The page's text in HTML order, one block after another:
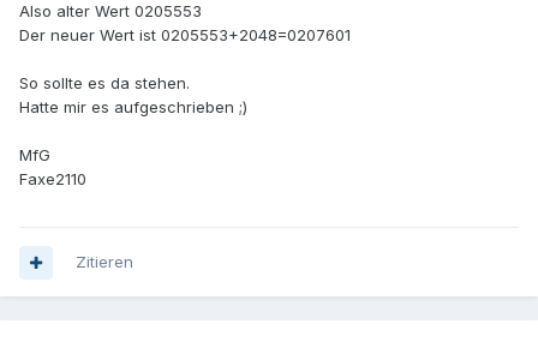
Also alter Wert 0205553
Der neuer Wert ist 0205553+2048=0207601
So sollte es da stehen.
Hatte mir es aufgeschrieben ;)
MfG
Faxe2110
Zitieren